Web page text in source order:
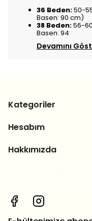
36 Beden:50-
Basen: 90 cm)
38 Beden:56-
Basen: 94
Devamını
Kategoriler
Hesabım
Hakkımızda